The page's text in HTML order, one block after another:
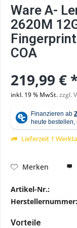
Ware A-
2620M
COA
219,99 €
inkl. 19 % MwSt.zzgl.
Lieferzeit 1
Merken
Artikel-Nr.:
Herstellernummer:
Vorteile